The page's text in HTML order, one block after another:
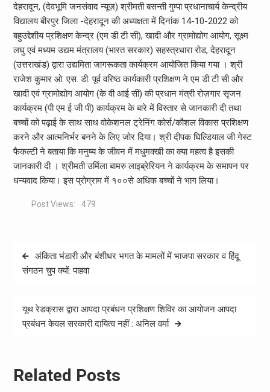
देहरादून, (देवभूमि जनसंवाद न्यूज़) श्रीमती बसन्ती गुम्पा प्रधानाचार्य केन्द्रीय
विद्यालय बीरपुर जिला -देहरादून की अध्यक्षता में दिनांक 14-10-2022 को
बहुउद्देशीय प्रशिक्षण केन्द्र (एम डी टी सी), खादी और ग्रामोद्योग आयोग, सूक्ष्म
लघु एवं मध्यम उद्यम मंत्रालय (भारत सरकार) सहस्त्रधारा रोड, देहरादून
(उत्तराखंड) द्वारा उद्यमिता जागरूकता कार्यक्रम आयोजित किया गया । श्री
राजेश कुमार ओ. एस. डी. पूर्व वरिष्ठ कार्यकारी प्रशिक्षण ने एम डी टी सी और
खादी एवं ग्रामोद्योग आयोग (के वी आई सी) की प्रधान मंत्री रोज़गार सृजन
कार्यक्रम (पी एम ई जी पी) कार्यक्रम के बारे में विस्तार से जानकारी दी तथा
बच्चों को पढ़ाई के साथ साथ वोकेशनल ट्रेनिंग कोर्स/कौशल विकास प्रशिक्षण
करने और आत्मनिर्भर बनने के लिए जोर दिया। श्री दीपक घिल्डियाल जी गेस्ट
फैकल्टी ने बताया कि मनुष्य के जीवन में मधुमक्खी का क्या महत्व है इसकी
जानकारी दी । श्रीमती उर्मिला बामरु लाइब्रेरियन ने कार्यक्रम के समापन पर
धन्यवाद किया। इस प्रोग्राम में १००से अधिक बच्चों ने भाग लिया।
Post Views: 479
Post
navigation
अंकिता भंडारी और बंशीधर भगत के मामलों में भाजपा सरकार व हिंदू
संगठन चुप क्यों: पाहवा
यूथ रेडक्रास द्वारा आपदा प्रबंधन प्रशिक्षण शिविर का आयोजन आपदा
प्रबंधन केवल सरकारी दायित्व नहीं : अनिल वर्मा
Related Posts